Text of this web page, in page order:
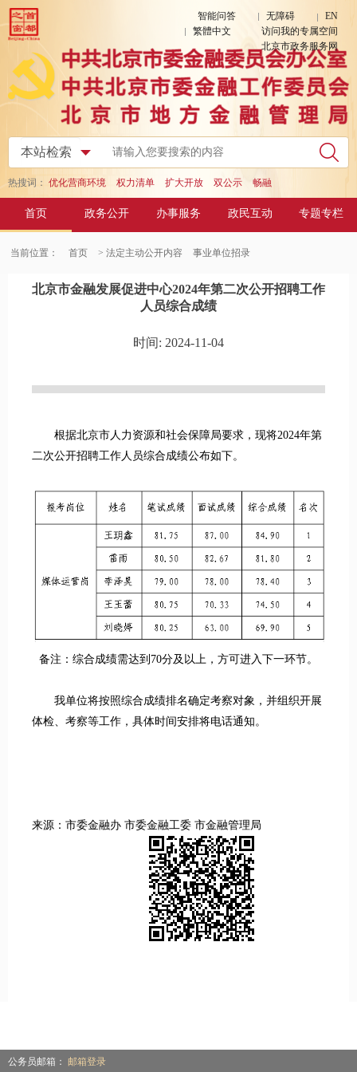
智能问答 无障碍
EN
繁體中文
访问我的专属空间
北京市政务服务网
热搜词： 优化营商环境 权力清单 扩大开放 双公示 畅融
首页 政务公开 办事服务 政民互动 专题专栏
当前位置： 首页 > 法定主动公开内容 事业单位招录
北京市金融发展促进中心2024年第二次公开招聘工作
人员综合成绩
时间: 2024-11-04
根据北京市人力资源和社会保障局要求，现将2024年第
二次公开招聘工作人员综合成绩公布如下。
备注：综合成绩需达到70分及以上，方可进入下一环节。
我单位将按照综合成绩排名确定考察对象，并组织开展
体检、考察等工作，具体时间安排将电话通知。
来源：市委金融办 市委金融工委 市金融管理局
公务员邮箱： 邮箱登录